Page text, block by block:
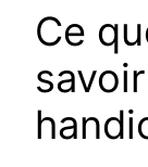
Ce